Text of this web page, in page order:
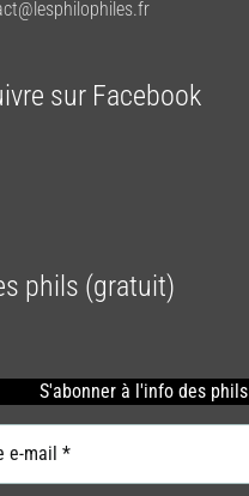
sur Facebook
phils (gratuit)
S'abonner à l'info des phils